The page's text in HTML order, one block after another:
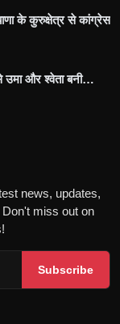
के कुरुक्षेत्र से कांग्रेस
उमा और श्वेता बनी…
news, updates,
miss out on
Subscribe